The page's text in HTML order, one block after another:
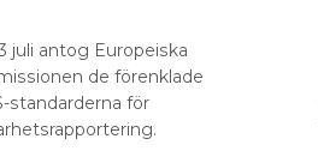
juli antog Europeiska
de förenklade
standarderna för